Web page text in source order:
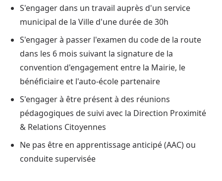
S'engager dans un travail auprès d'un service
municipal de la Ville d'une durée de 30h
S'engager à passer l'examen du code de la route
dans les 6 mois suivant la signature de la
convention d'engagement entre la Mairie, le
bénéficiaire et l'auto-école partenaire
S'engager à être présent à des réunions
pédagogiques de suivi avec la Direction Proximité
& Relations Citoyennes
Ne pas être en apprentissage anticipé (AAC) ou
conduite supervisée